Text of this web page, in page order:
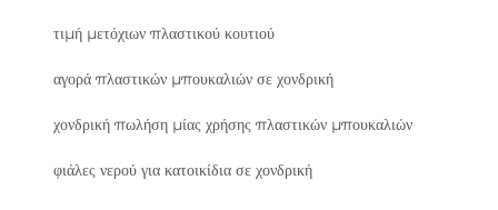
τιμή μετόχιων πλαστικού κουτιού
αγορά πλαστικών μπουκαλιών σε χονδρική
χονδρική πωλήση μίας χρήσης πλαστικών μπουκαλιών
φιάλες νερού για κατοικίδια σε χονδρική